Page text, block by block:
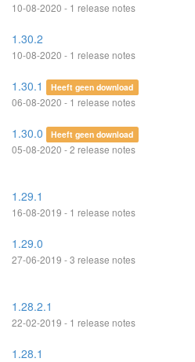
10-08-2020 - 1 release notes
1.30.2
10-08-2020 - 1 release notes
1.30.1 Heeft geen download
06-08-2020 - 1 release notes
1.30.0 Heeft geen download
05-08-2020 - 2 release notes
1.29.1
16-08-2019 - 1 release notes
1.29.0
27-06-2019 - 3 release notes
1.28.2.1
22-02-2019 - 1 release notes
1.28.1